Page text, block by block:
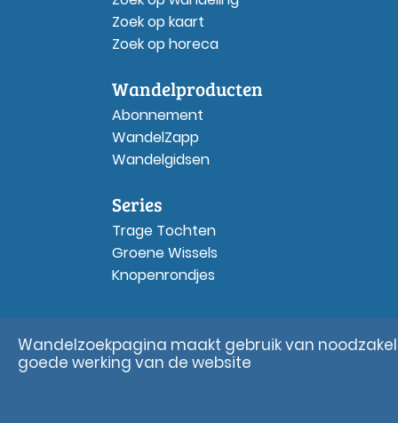
Zoek op kaart
Zoek op horeca
Wandelproducten
Abonnement
WandelZapp
Wandelgidsen
Series
Trage Tochten
Groene Wissels
Knopenrondjes
Wandelzoekpagina maakt gebruik van
goede werking van de website